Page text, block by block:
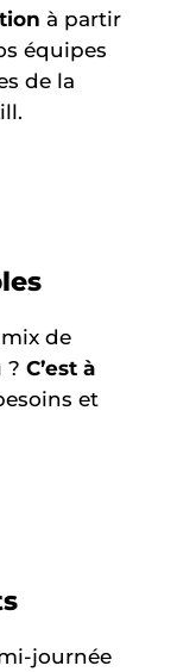
à partir
équipes
de la
de
? C’est à
et
journée